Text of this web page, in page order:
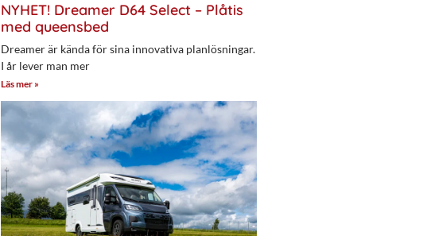
NYHET! Dreamer D64 Select – Plåtis
med queensbed
Dreamer är kända för sina innovativa planlösningar.
I år lever man mer
Läs mer »